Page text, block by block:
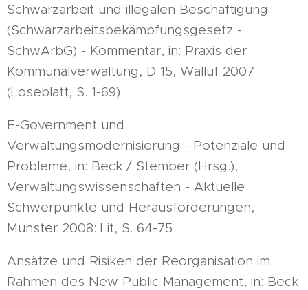
Schwarzarbeit und illegalen Beschäftigung
(Schwarzarbeitsbekämpfungsgesetz -
SchwArbG) - Kommentar, in: Praxis der
Kommunalverwaltung, D 15, Walluf 2007
(Loseblatt, S. 1-69)
E-Government und
Verwaltungsmodernisierung - Potenziale und
Probleme, in: Beck / Stember (Hrsg.),
Verwaltungswissenschaften - Aktuelle
Schwerpunkte und Herausforderungen,
Münster 2008: Lit, S. 64-75
Ansätze und Risiken der Reorganisation im
Rahmen des New Public Management, in: Beck